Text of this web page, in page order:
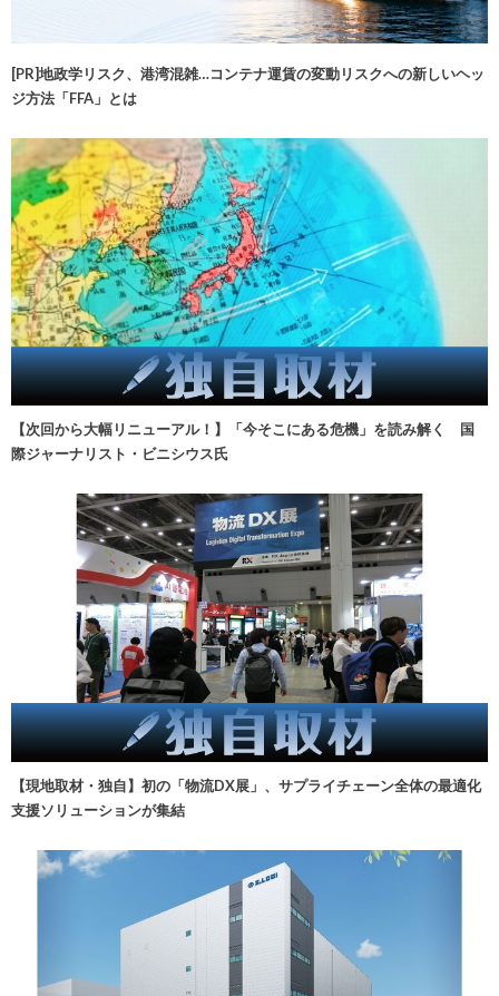
[PR]地政学リスク、港湾混雑…コンテナ運賃の変動リスクへの新しいヘッ
ジ方法「FFA」とは
【次回から大幅リニューアル！】「今そこにある危機」を読み解く 国
際ジャーナリスト・ビニシウス氏
【現地取材・独自】初の「物流DX展」、サプライチェーン全体の最適化
支援ソリューションが集結